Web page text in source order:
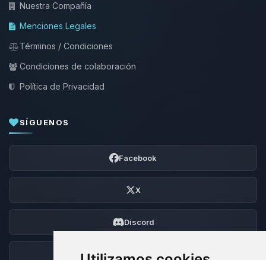
Nuestra Compañía
Menciones Legales
Términos / Condiciones
Condiciones de colaboración
Política de Privacidad
SÍGUENOS
Facebook
X
Discord
Foro